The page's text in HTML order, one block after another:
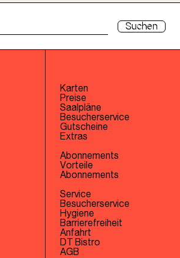
Suchen
Karten
Preise
Saalpläne
Besucherservice
Gutscheine
Extras
Abonnements
Vorteile
Abonnements
Service
Besucherservice
Hygiene
Barrierefreiheit
Anfahrt
DT Bistro
AGB